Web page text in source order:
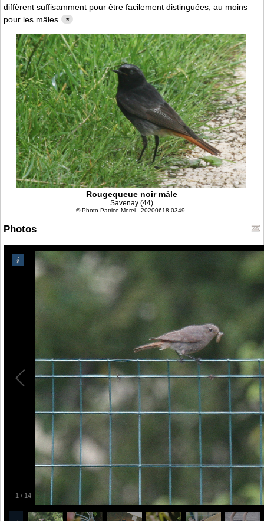
diffèrent suffisamment pour être facilement distinguées, au moins
pour les mâles.
*
Rougequeue noir mâle
Savenay (44)
© Photo Patrice Morel - 20200618-0349.
Photos
1 / 14